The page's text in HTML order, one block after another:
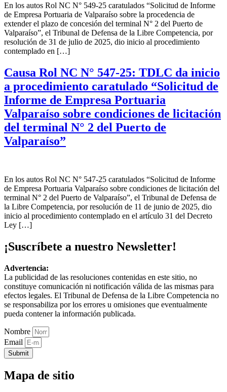
En los autos Rol NC N° 549-25 caratulados “Solicitud de Informe
de Empresa Portuaria de Valparaíso sobre la procedencia de
extender el plazo de concesión del terminal N° 2 del Puerto de
Valparaíso”, el Tribunal de Defensa de la Libre Competencia, por
resolución de 31 de julio de 2025, dio inicio al procedimiento
contemplado en […]
Causa Rol NC N° 547-25: TDLC da inicio
a procedimiento caratulado “Solicitud de
Informe de Empresa Portuaria
Valparaíso sobre condiciones de licitación
del terminal N° 2 del Puerto de
Valparaíso”
En los autos Rol NC N° 547-25 caratulados “Solicitud de Informe
de Empresa Portuaria Valparaíso sobre condiciones de licitación del
terminal N° 2 del Puerto de Valparaíso”, el Tribunal de Defensa de
la Libre Competencia, por resolución de 11 de junio de 2025, dio
inicio al procedimiento contemplado en el artículo 31 del Decreto
Ley […]
¡Suscríbete a nuestro Newsletter!
Advertencia:
La publicidad de las resoluciones contenidas en este sitio, no
constituye comunicación ni notificación válida de las mismas para
efectos legales. El Tribunal de Defensa de la Libre Competencia no
se responsabiliza por los errores u omisiones que eventualmente
pueda contener la información publicada.
Nombre
Email
Submit
Mapa de sitio